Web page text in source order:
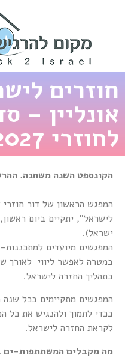
חוזרים
אונליין –
לחוזרי 2027
הקונספט השנה משתנה.
ישראל).
במטרה לאפשר ליווי לאורך
בתהליך החזרה לישראל.
המפגשים מתקיימים בכל
בכדי לתמוך ולהנגיש את כל
לקראת החזרה לישראל.
מה מקבלים המשתתפות-ים